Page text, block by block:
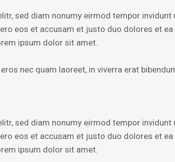
sed diam nonumy eirmod tempor invidunt
eos et accusam et justo duo dolores et
ipsum dolor sit amet.
nec quam laoreet, in viverra erat
sed diam nonumy eirmod tempor invidunt
eos et accusam et justo duo dolores et
ipsum dolor sit amet.